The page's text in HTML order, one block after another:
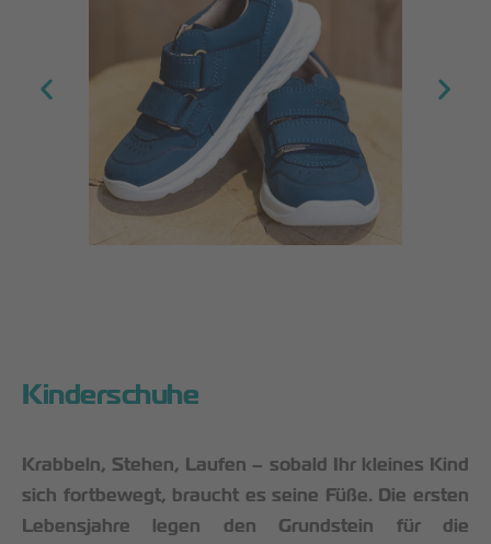
Kinderschuhe
Krabbeln, Stehen, Laufen – sobald Ihr kleines Kind
sich fortbewegt, braucht es seine Füße. Die ersten
Lebensjahre legen den Grundstein für die